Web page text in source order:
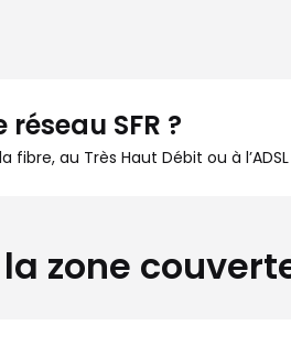
SFR ?
fibre, au Très Haut Débit ou à
zone